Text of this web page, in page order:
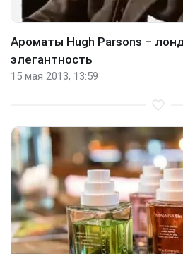
Ароматы Hugh Parsons –
элегантность
15 мая 2013, 13:59